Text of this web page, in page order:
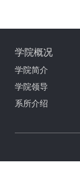
学院概况
学院简介
学院领导
系所介绍